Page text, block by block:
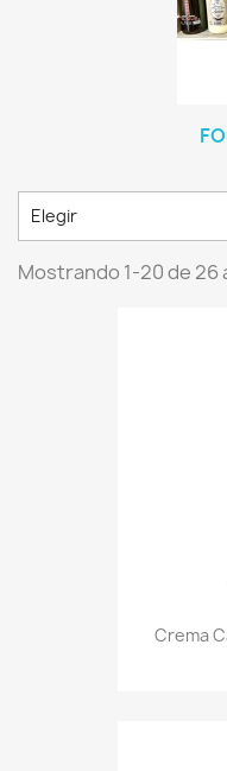
Elegir
Mostrando 1-20 de
Crema